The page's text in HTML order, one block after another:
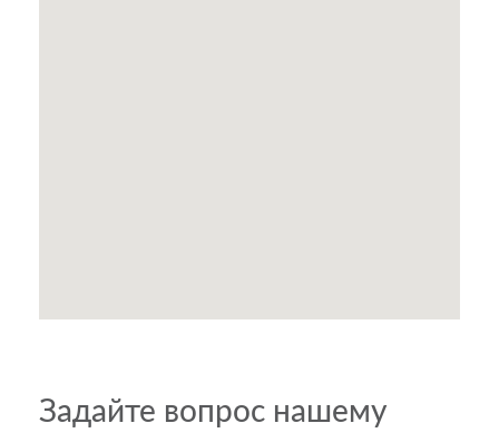
Задайте вопрос нашему